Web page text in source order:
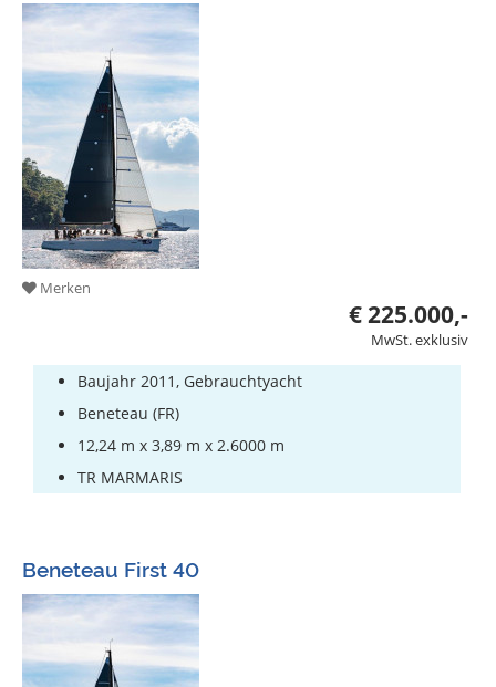
Merken
€ 225.000,-
MwSt. exklusiv
Baujahr 2011, Gebrauchtyacht
Beneteau (FR)
12,24 m x 3,89 m x 2.6000 m
TR MARMARIS
Beneteau First 40